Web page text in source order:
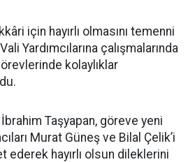
için hayırlı olmasını temenni
Yardımcılarına çalışmalarında
kolaylıklar
Taşyapan, göreve yeni
Murat Güneş ve Bilal Çelik’i
ederek hayırlı olsun dileklerini